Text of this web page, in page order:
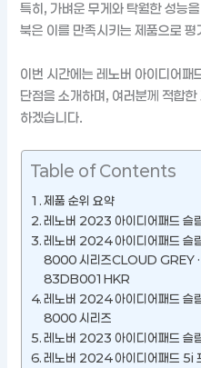
특히, 가벼운 무게와 탁월한 성능
북은 이를 만족시키는 제품으로 평
이번 시간에는 레노버 아이디어패
단점을 소개하며, 여러분께 적합
하겠습니다.
Table of Contents
제품 순위 요약
레노버 2023 아이디어패드
레노버 2024 아이디어패드
8000 시리즈CLOUD GREY
83DB001HKR
레노버 2024 아이디어패드
8000 시리즈
레노버 2023 아이디어패드
레노버 2024 아이디어패드